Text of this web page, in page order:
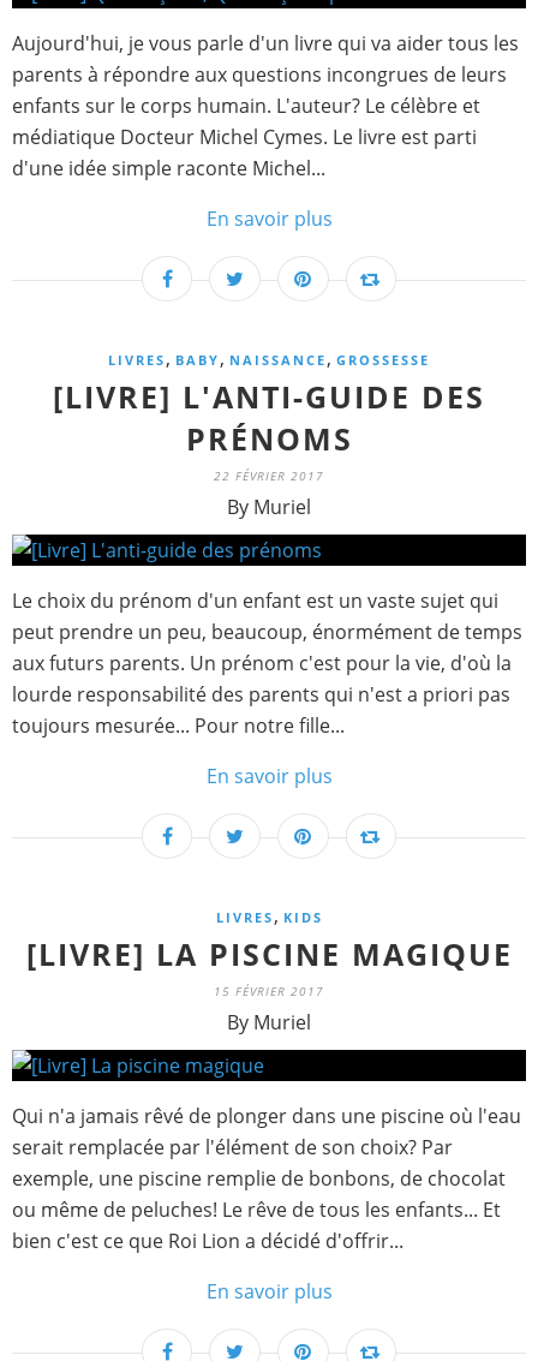
Aujourd'hui, je vous parle d'un livre qui va aider tous les
parents à répondre aux questions incongrues de leurs
enfants sur le corps humain. L'auteur? Le célèbre et
médiatique Docteur Michel Cymes. Le livre est parti
d'une idée simple raconte Michel...
En savoir plus
LIVRES, BABY, NAISSANCE, GROSSESSE
[LIVRE] L'ANTI-GUIDE DES
PRÉNOMS
22 FÉVRIER 2017
By Muriel
Le choix du prénom d'un enfant est un vaste sujet qui
peut prendre un peu, beaucoup, énormément de temps
aux futurs parents. Un prénom c'est pour la vie, d'où la
lourde responsabilité des parents qui n'est a priori pas
toujours mesurée... Pour notre fille...
En savoir plus
LIVRES, KIDS
[LIVRE] LA PISCINE MAGIQUE
15 FÉVRIER 2017
By Muriel
Qui n'a jamais rêvé de plonger dans une piscine où l'eau
serait remplacée par l'élément de son choix? Par
exemple, une piscine remplie de bonbons, de chocolat
ou même de peluches! Le rêve de tous les enfants... Et
bien c'est ce que Roi Lion a décidé d'offrir...
En savoir plus